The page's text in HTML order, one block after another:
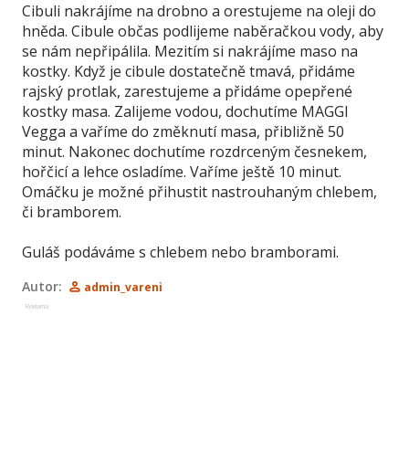
Cibuli nakrájíme na drobno a orestujeme na oleji do
hněda. Cibule občas podlijeme naběračkou vody, aby
se nám nepřipálila. Mezitím si nakrájíme maso na
kostky. Když je cibule dostatečně tmavá, přidáme
rajský protlak, zarestujeme a přidáme opepřené
kostky masa. Zalijeme vodou, dochutíme MAGGI
Vegga a vaříme do změknutí masa, přibližně 50
minut. Nakonec dochutíme rozdrceným česnekem,
hořčicí a lehce osladíme. Vaříme ještě 10 minut.
Omáčku je možné přihustit nastrouhaným chlebem,
či bramborem.
Guláš podáváme s chlebem nebo bramborami.
Autor: admin_vareni
Reklama